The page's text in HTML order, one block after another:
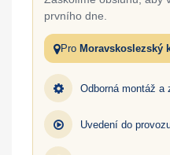
prvního dne.
Pro Moravskoslezský
Odborná montáž a
Uvedení do